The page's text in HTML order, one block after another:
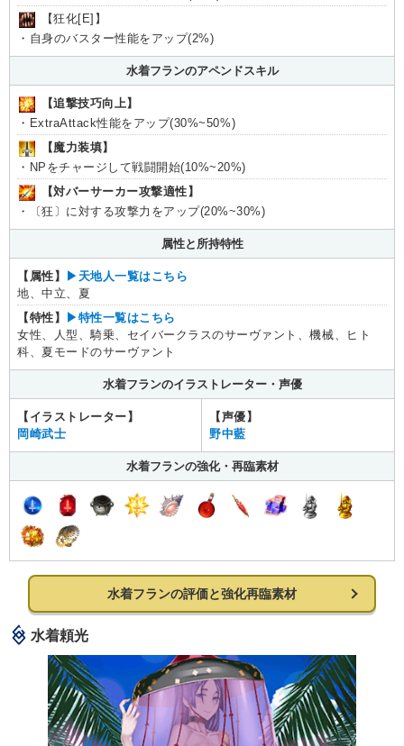
【狂化[E]】
・自身のバスター性能をアップ(2%)
水着フランのアペンドスキル
【追撃技巧向上】
・ExtraAttack性能をアップ(30%~50%)
【魔力装填】
・NPをチャージして戦闘開始(10%~20%)
【対バーサーカー攻撃適性】
・〔狂〕に対する攻撃力をアップ(20%~30%)
属性と所持特性
【属性】
▶︎天地人一覧はこちら
地、中立、夏
【特性】
▶︎特性一覧はこちら
女性、人型、騎乗、セイバークラスのサーヴァント、機械、ヒト
科、夏モードのサーヴァント
水着フランのイラストレーター・声優
【イラストレーター】
岡崎武士
【声優】
野中藍
水着フランの強化・再臨素材
水着フランの評価と強化再臨素材
水着頼光